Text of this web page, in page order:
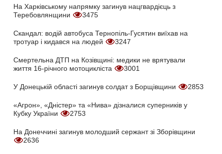
На Харківському напрямку загинув нацгвардієць з
Теребовлянщини
3475
Скандал: водій автобуса Тернопіль-Гусятин виїхав на
тротуар і кидався на людей
3247
Смертельна ДТП на Козівщині: медики не врятували
життя 16-річного мотоцикліста
3001
У Донецькій області загинув солдат з Борщівщини 2853
«Агрон», «Дністер» та «Нива» дізналися суперників у
Кубку України
2753
На Донеччині загинув молодший сержант зі Зборівщини
2636